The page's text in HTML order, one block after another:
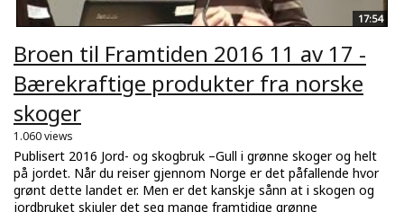
17:54
Broen til Framtiden 2016 11 av 17 -
Bærekraftige produkter fra norske
skoger
1.060 views
Publisert 2016 Jord- og skogbruk –Gull i grønne skoger og helt
på jordet. Når du reiser gjennom Norge er det påfallende hvor
grønt dette landet er. Men er det kanskje sånn at i skogen og
jordbruket skjuler det seg mange framtidige grønne